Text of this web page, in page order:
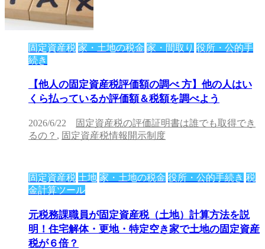
固定資産税 家・土地の税金 家・間取り 役所・公的手
続き
【他人の固定資産税評価額の調べ 方】他の人はい
くら払っているか評価額＆税額を調べよう
2026/6/22
固定資産税の評価証明書は誰でも取得でき
るの？ , 固定資産税情報開示制度
固定資産税 土地 家・土地の税金 役所・公的手続き 税
金計算ツール
元税務課職員が固定資産税（土地）計算方法を説
明！住宅解体・更地・特定空き家で土地の固定資産
税が６倍？